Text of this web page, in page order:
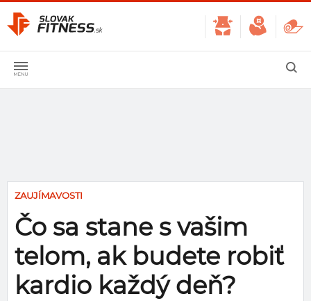
ZAUJÍMAVOSTI
Čo sa stane s vašim
telom, ak budete robiť
kardio každý deň?